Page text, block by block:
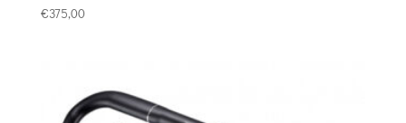
€375,00